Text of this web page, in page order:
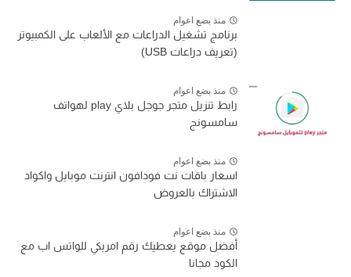
منذ بضع اعوام
برنامج تشغيل الدراعات مع الألعاب على الكمبيوتر
(تعريف دراعات USB)
منذ بضع اعوام
رابط تنزيل متجر جوجل بلاي play لهواتف
سامسونج
منذ بضع اعوام
اسعار باقات نت فودافون انترنت موبايل واكواد
الاشتراك بالعروض
منذ بضع اعوام
أفضل موقع يعطيك رقم امريكي للواتس اب مع
الكود مجانا